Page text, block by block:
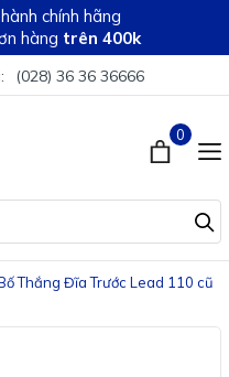
chính hãng
hàng trên 400k
(028) 36 36 36666
0
Thắng Đĩa Trước Lead 110 cũ